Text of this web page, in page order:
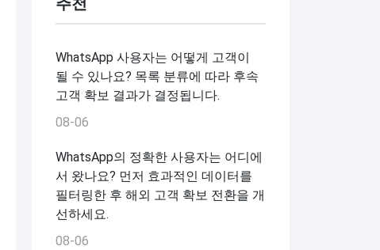
WhatsApp 사용자는 어떻게 고객이
될 수 있나요? 목록 분류에 따라 후속
고객 확보 결과가 결정됩니다.
08-06
WhatsApp의 정확한 사용자는 어디에
서 왔나요? 먼저 효과적인 데이터를
필터링한 후 해외 고객 확보 전환을 개
선하세요.
08-06